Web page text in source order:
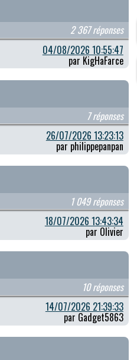
2 367 réponses
04/08/2026 10:55:47
par KigHaFarce
7 réponses
26/07/2026 13:23:13
par philippepanpan
1 049 réponses
18/07/2026 13:43:34
par Olivier
10 réponses
14/07/2026 21:39:33
par Gadget5863